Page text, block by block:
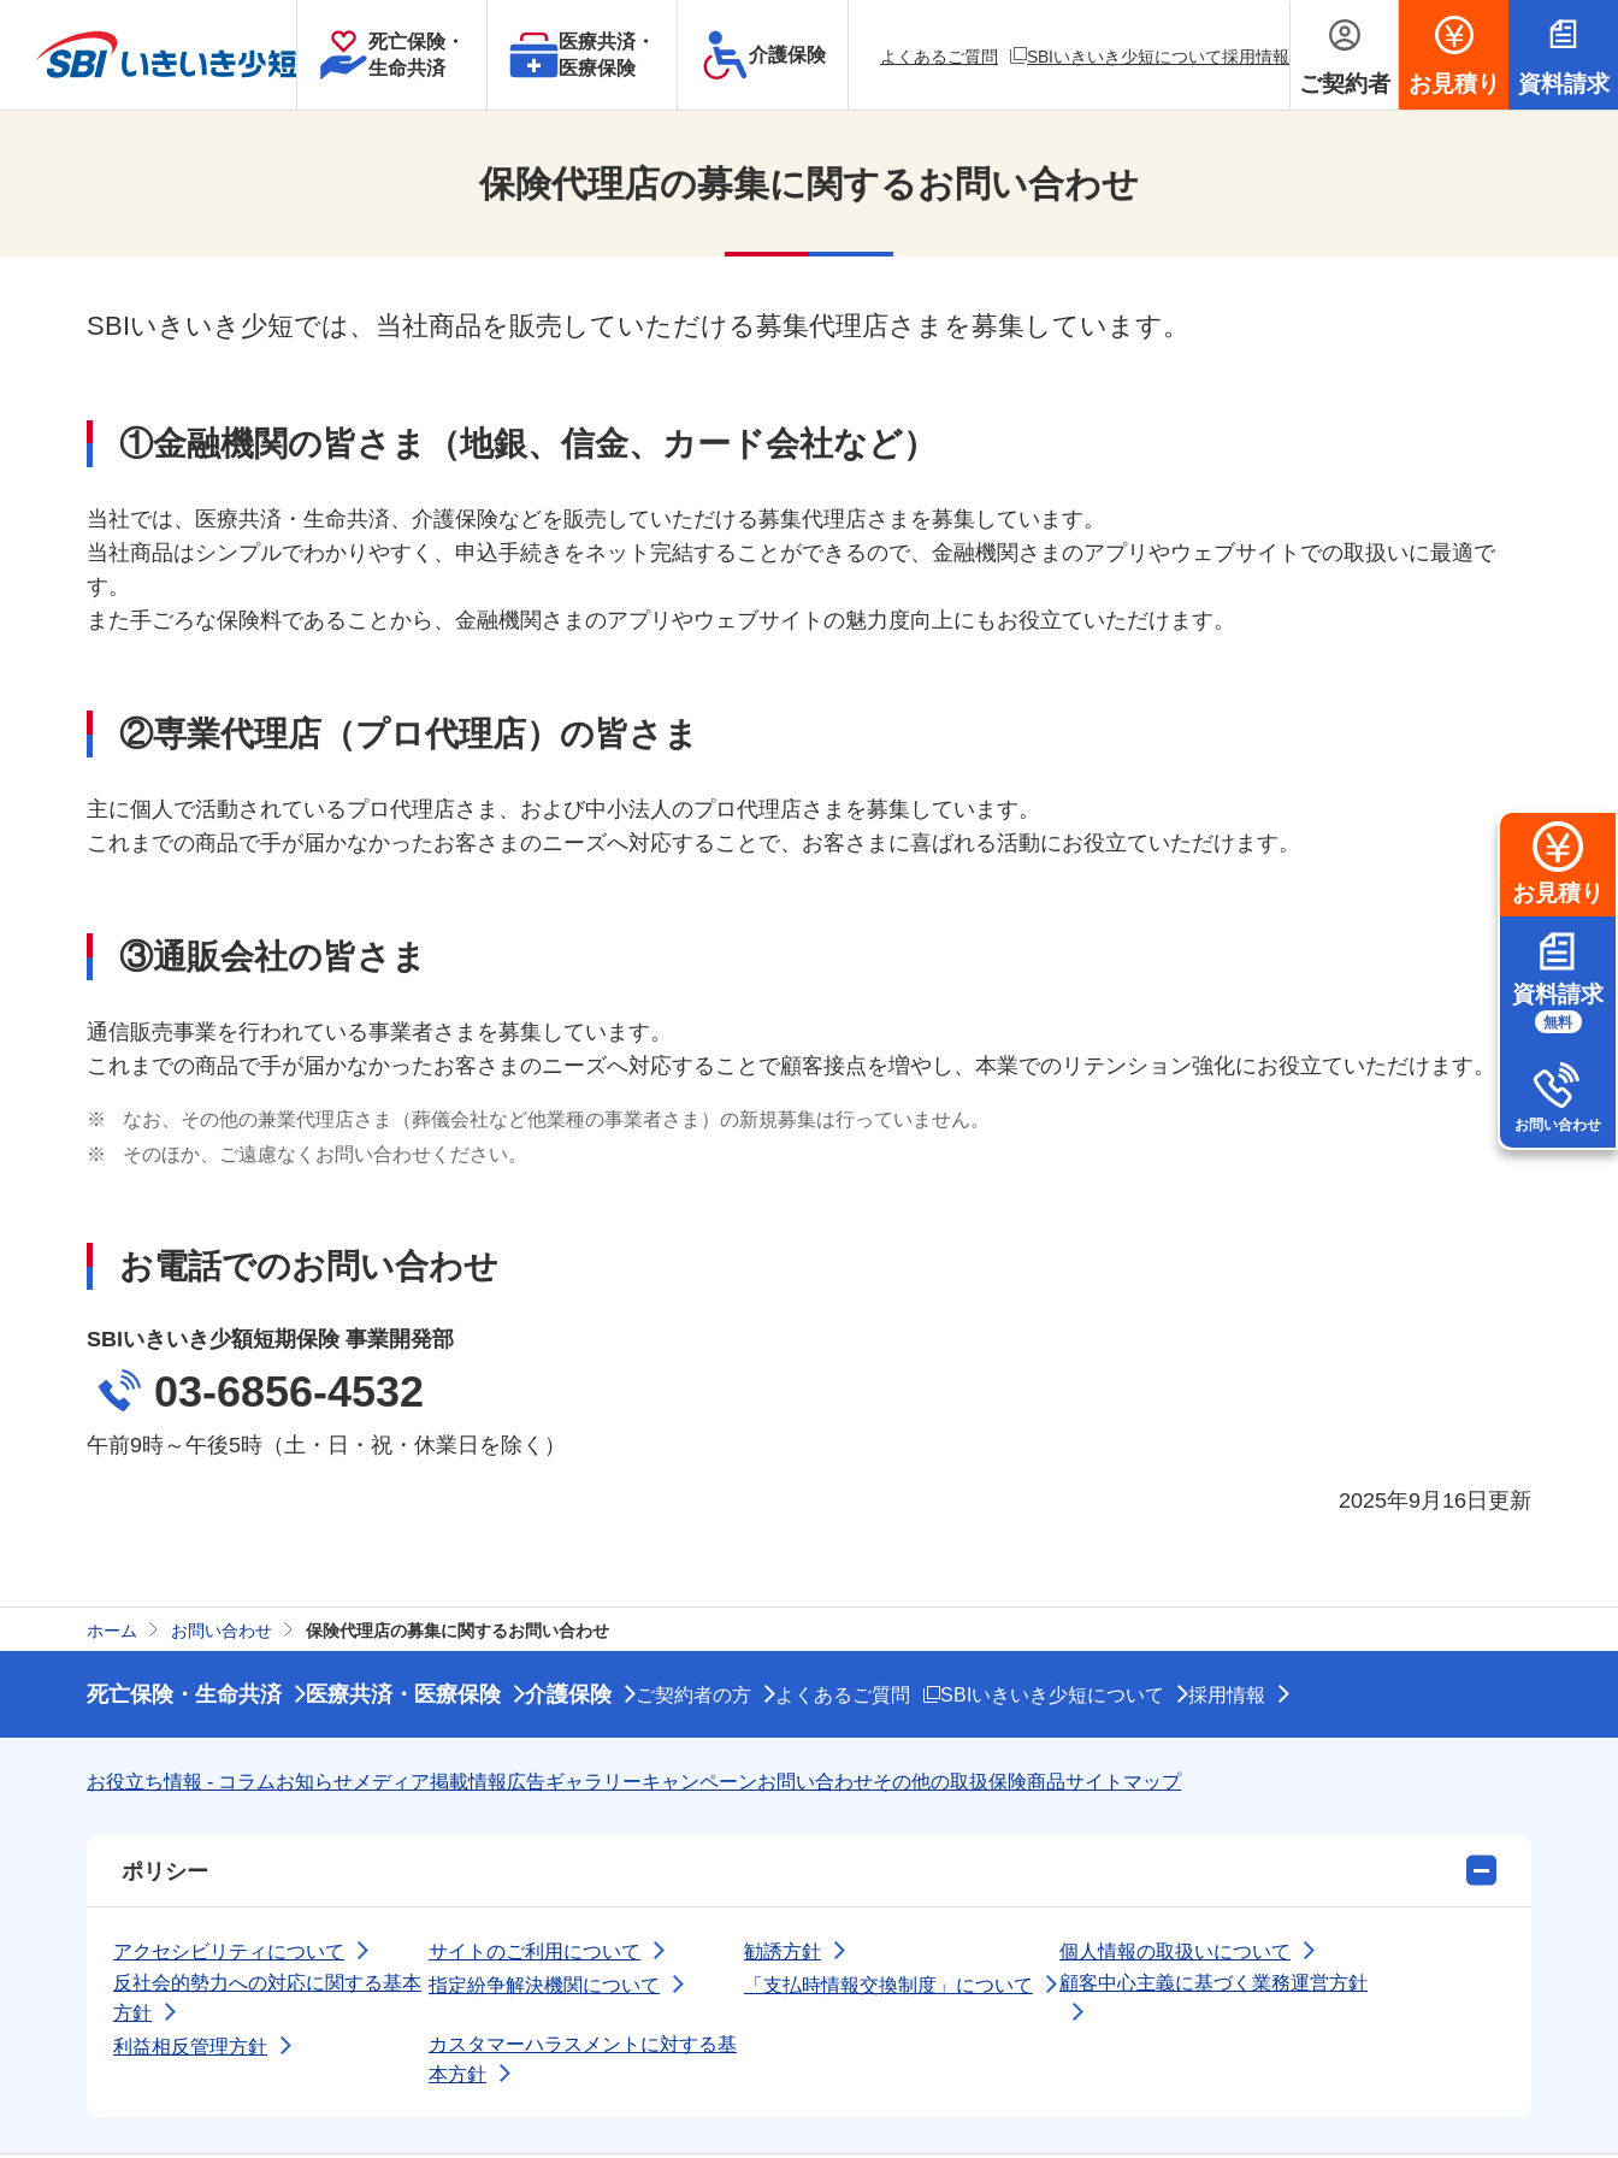
死亡保険・
生命共済
医療共済・
医療保険
介護保険 よくあるご質問 新規ウィンドウを開きます
SBIいきいき少短について採用情報
ご契約者 お見積り 資料請求
保険代理店の募集に関するお問い合わせ
SBIいきいき少短では、当社商品を販売していただける募集代理店さまを募集しています。
①金融機関の皆さま（地銀、信金、カード会社など）
当社では、医療共済・生命共済、介護保険などを販売していただける募集代理店さまを募集しています。
当社商品はシンプルでわかりやすく、申込手続きをネット完結することができるので、金融機関さまのアプリやウェブサイトでの取扱いに最適で
す。
また手ごろな保険料であることから、金融機関さまのアプリやウェブサイトの魅力度向上にもお役立ていただけます。
②専業代理店（プロ代理店）の皆さま
主に個人で活動されているプロ代理店さま、および中小法人のプロ代理店さまを募集しています。
これまでの商品で手が届かなかったお客さまのニーズへ対応することで、お客さまに喜ばれる活動にお役立ていただけます。
③通販会社の皆さま
通信販売事業を行われている事業者さまを募集しています。
これまでの商品で手が届かなかったお客さまのニーズへ対応することで顧客接点を増やし、本業でのリテンション強化にお役立ていただけます。
※
なお、その他の兼業代理店さま（葬儀会社など他業種の事業者さま）の新規募集は行っていません。
※
そのほか、ご遠慮なくお問い合わせください。
お電話でのお問い合わせ
SBIいきいき少額短期保険 事業開発部
03-6856-4532
午前9時～午後5時（土・日・祝・休業日を除く）
2025年9月16日更新
ホーム お問い合わせ 保険代理店の募集に関するお問い合わせ
お見積り
資料請求
無料
お問い合わせ
死亡保険・ 生命共済 医療共済・ 医療保険 介護保険 ご契約者の方 よくあるご質問 新規ウィンドウを開きます
SBIいきいき少短について 採用情報
お役立ち情報 - コラムお知らせ メディア掲載情報 広告ギャラリーキャンペーンお問い合わせその他の取扱保険商品サイトマップ
ポリシー
アクセシビリティについて サイトのご利用について 勧誘方針
個人情報の取扱いについて
反社会的勢力への対応に関する基本
方針
指定紛争解決機関について 「支払時情報交換制度」について 顧客中心主義に基づく業務運営方針
利益相反管理方針
カスタマーハラスメントに対する基
本方針